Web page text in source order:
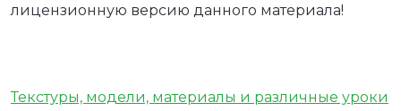
лицензионную версию данного материала!
Текстуры, модели, материалы и различные уроки